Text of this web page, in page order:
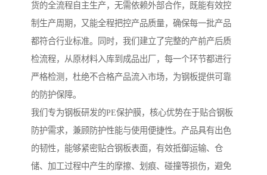
货的全流程自主生产，无需依赖外部合作，既能有效控
制生产周期，又能全程把控产品质量，确保每一批产品
都符合行业标准。同时，我们建立了完整的产前产后质
检流程，从原材料入库到成品出厂，每一个环节都进行
严格检测，杜绝不合格产品流入市场，为钢板提供可靠
的防护保障。
我们专为钢板研发的PE保护膜，核心优势在于贴合钢板
防护需求，兼顾防护性能与使用便捷性。产品具有出色
的韧性，能够紧密贴合钢板表面，有效抵御运输、仓
储、加工过程中产生的摩擦、划痕、碰撞等损伤，避免